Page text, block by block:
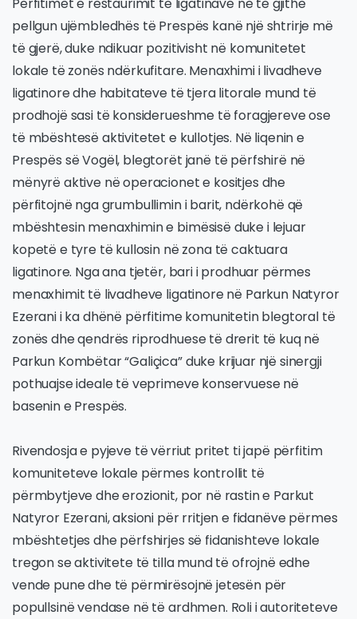
Përfitimet e restaurimit të ligatinave në të gjithë
pellgun ujëmbledhës të Prespës kanë një shtrirje më
të gjerë, duke ndikuar pozitivisht në komunitetet
lokale të zonës ndërkufitare. Menaxhimi i livadheve
ligatinore dhe habitateve të tjera litorale mund të
prodhojë sasi të konsiderueshme të foragjereve ose
të mbështesë aktivitetet e kullotjes. Në liqenin e
Prespës së Vogël, blegtorët janë të përfshirë në
mënyrë aktive në operacionet e kositjes dhe
përfitojnë nga grumbullimin i barit, ndërkohë që
mbështesin menaxhimin e bimësisë duke i lejuar
kopetë e tyre të kullosin në zona të caktuara
ligatinore. Nga ana tjetër, bari i prodhuar përmes
menaxhimit të livadheve ligatinore në Parkun Natyror
Ezerani i ka dhënë përfitime komunitetin blegtoral të
zonës dhe qendrës riprodhuese të drerit të kuq në
Parkun Kombëtar “Galiçica” duke krijuar një sinergji
pothuajse ideale të veprimeve konservuese në
basenin e Prespës.
Rivendosja e pyjeve të vërriut pritet ti japë përfitim
komuniteteve lokale përmes kontrollit të
përmbytjeve dhe erozionit, por në rastin e Parkut
Natyror Ezerani, aksioni për rritjen e fidanëve përmes
mbështetjes dhe përfshirjes së fidanishteve lokale
tregon se aktivitete të tilla mund të ofrojnë edhe
vende pune dhe të përmirësojnë jetesën për
popullsinë vendase në të ardhmen. Roli i autoriteteve